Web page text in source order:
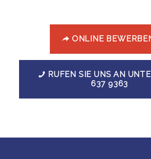
ONLINE
RUFEN SIE UNS AN
637 9363